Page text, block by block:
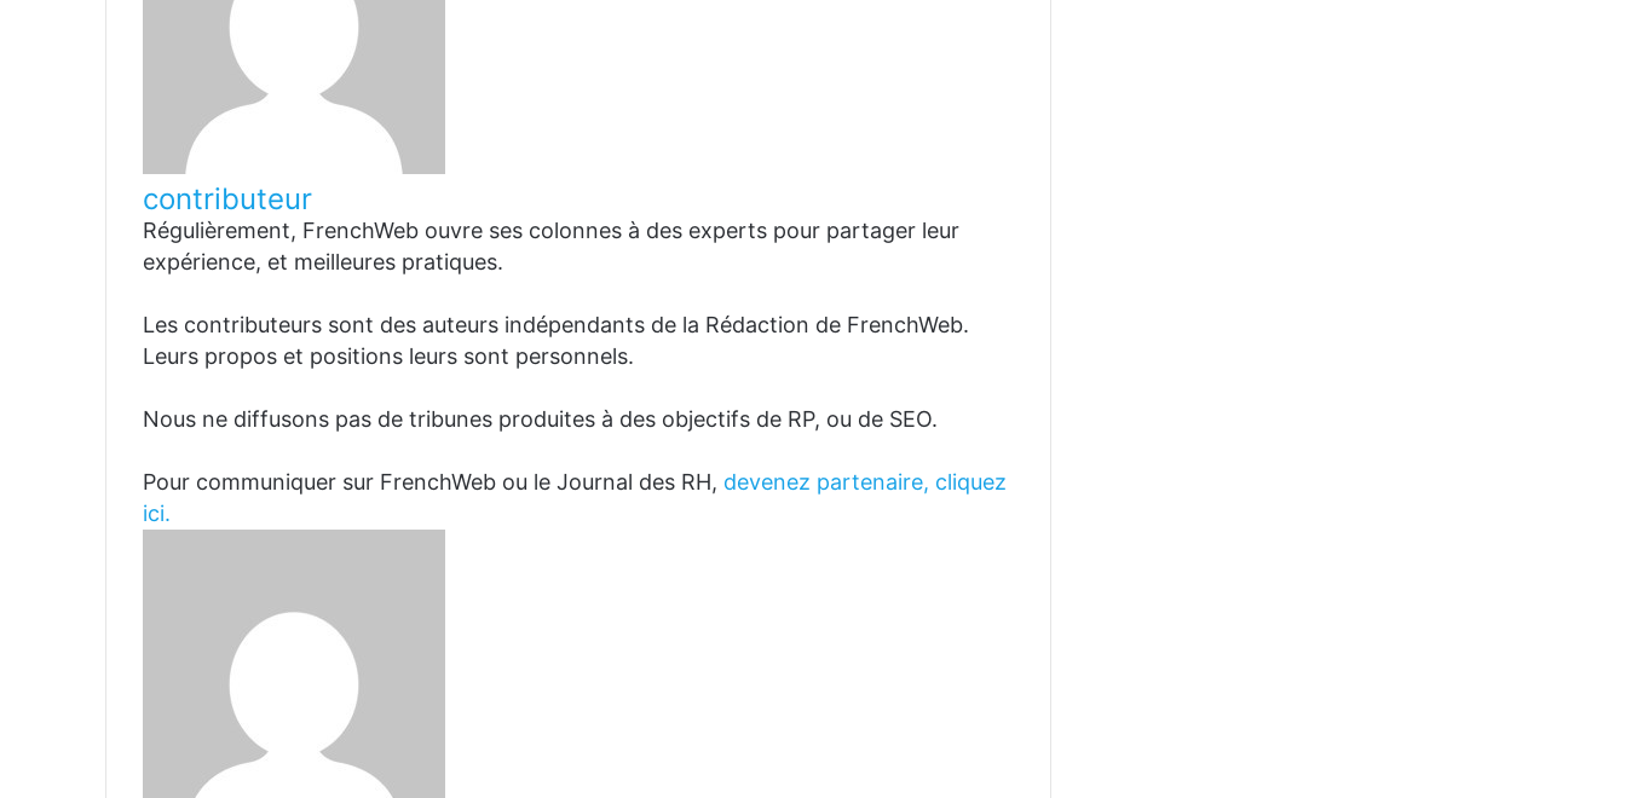
contributeur
Régulièrement, FrenchWeb ouvre ses colonnes à des experts pour partager leur
expérience, et meilleures pratiques.
Les contributeurs sont des auteurs indépendants de la Rédaction de FrenchWeb.
Leurs propos et positions leurs sont personnels.
Nous ne diffusons pas de tribunes produites à des objectifs de RP, ou de SEO.
Pour communiquer sur FrenchWeb ou le Journal des RH, devenez partenaire, cliquez
ici.